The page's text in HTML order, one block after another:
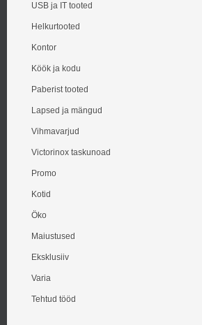
USB ja IT tooted
Helkurtooted
Kontor
Köök ja kodu
Paberist tooted
Lapsed ja mängud
Vihmavarjud
Victorinox taskunoad
Promo
Kotid
Öko
Maiustused
Eksklusiiv
Varia
Tehtud tööd